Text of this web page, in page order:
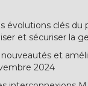
évolutions clés
et sécuriser la
nouveautés et
2024